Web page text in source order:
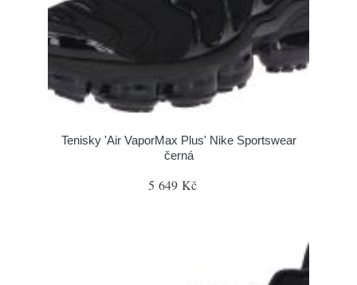
Tenisky 'Air VaporMax Plus' Nike Sportswear
černá
5 649 Kč